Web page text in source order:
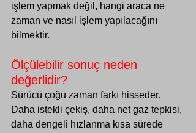
işlem yapmak değil, hangi araca ne
zaman ve nasıl işlem yapılacağını
bilmektir.
Ölçülebilir sonuç neden
değerlidir?
Sürücü çoğu zaman farkı hisseder.
Daha istekli çekiş, daha net gaz tepkisi,
daha dengeli hızlanma kısa sürede